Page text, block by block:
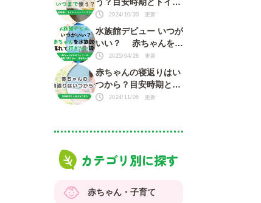
う？目安時期とトイレ
トレーニングのコツ
2024/10/30 更新
水族館デビュー いつが
いい？ 赤ちゃんを水
族館に連れて行きたい
理由がいっぱい！
2025/04/28 更新
赤ちゃんの寝返りはい
つから？目安時期と注
意点をご紹介
2024/11/06 更新
カテゴリ別に探す
赤ちゃん・子育て